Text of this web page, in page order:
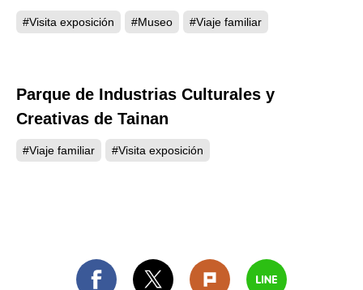
#Visita exposición #Museo #Viaje familiar
Parque de Industrias Culturales y
Creativas de Tainan
#Viaje familiar #Visita exposición